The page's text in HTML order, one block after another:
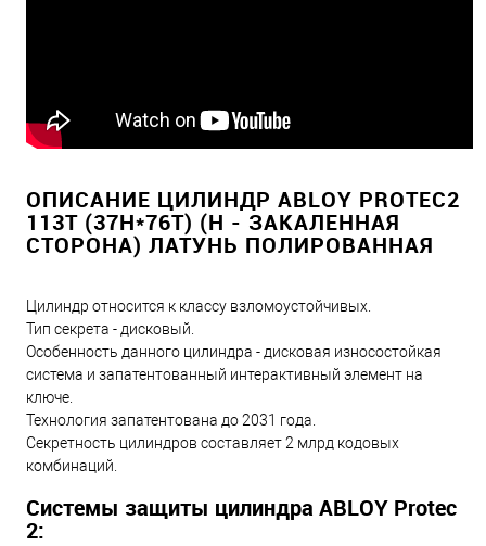
ОПИСАНИЕ ЦИЛИНДР ABLOY PROTEC2
113T (37H*76Т) (H - ЗАКАЛЕННАЯ
СТОРОНА) ЛАТУНЬ ПОЛИРОВАННАЯ
Цилиндр относится к классу взломоустойчивых.
Тип секрета - дисковый.
Особенность данного цилиндра - дисковая износостойкая
система и запатентованный интерактивный элемент на
ключе.
Технология запатентована до 2031 года.
Секретность цилиндров составляет 2 млрд кодовых
комбинаций.
Системы защиты цилиндра ABLOY Protec
2: